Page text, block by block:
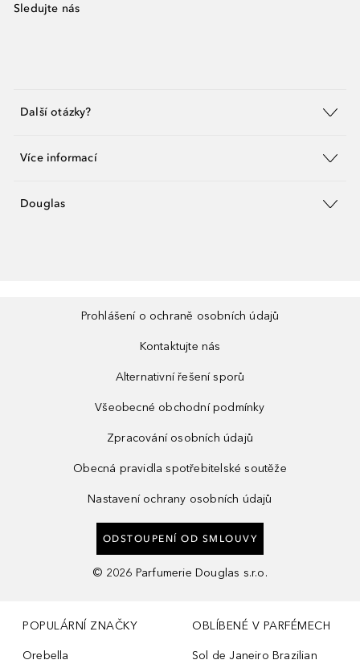
Sledujte nás
Další otázky?
Více informací
Douglas
Prohlášení o ochraně osobních údajů
Kontaktujte nás
Alternativní řešení sporů
Všeobecné obchodní podmínky
Zpracování osobních údajů
Obecná pravidla spotřebitelské soutěže
Nastavení ochrany osobních údajů
ODSTOUPENÍ OD SMLOUVY
© 2026 Parfumerie Douglas s.r.o.
POPULÁRNÍ ZNAČKY
Orebella
OBLÍBENÉ V PARFÉMECH
Sol de Janeiro Brazilian